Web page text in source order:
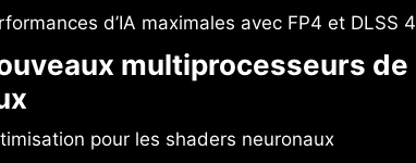
d’IA maximales avec FP4 et DLSS 4
multiprocesseurs de
pour les shaders neuronaux